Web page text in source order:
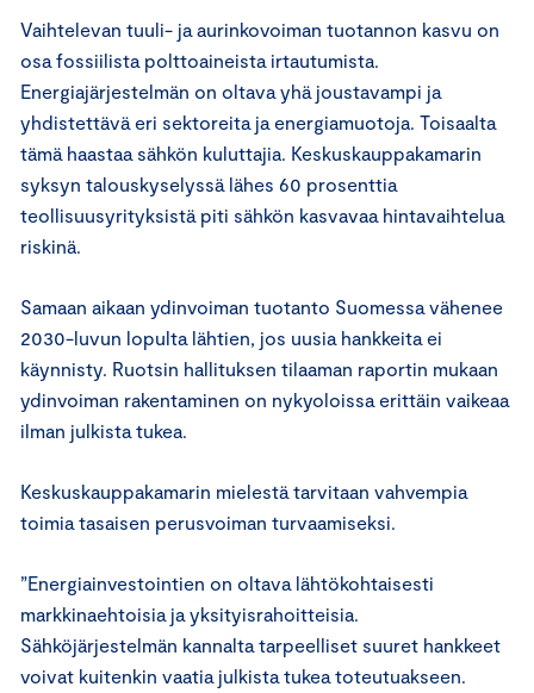
Vaihtelevan tuuli- ja aurinkovoiman tuotannon kasvu on
osa fossiilista polttoaineista irtautumista.
Energiajärjestelmän on oltava yhä joustavampi ja
yhdistettävä eri sektoreita ja energiamuotoja. Toisaalta
tämä haastaa sähkön kuluttajia. Keskuskauppakamarin
syksyn talouskyselyssä lähes 60 prosenttia
teollisuusyrityksistä piti sähkön kasvavaa hintavaihtelua
riskinä.
Samaan aikaan ydinvoiman tuotanto Suomessa vähenee
2030-luvun lopulta lähtien, jos uusia hankkeita ei
käynnisty. Ruotsin hallituksen tilaaman raportin mukaan
ydinvoiman rakentaminen on nykyoloissa erittäin vaikeaa
ilman julkista tukea.
Keskuskauppakamarin mielestä tarvitaan vahvempia
toimia tasaisen perusvoiman turvaamiseksi.
”Energiainvestointien on oltava lähtökohtaisesti
markkinaehtoisia ja yksityisrahoitteisia.
Sähköjärjestelmän kannalta tarpeelliset suuret hankkeet
voivat kuitenkin vaatia julkista tukea toteutuakseen.